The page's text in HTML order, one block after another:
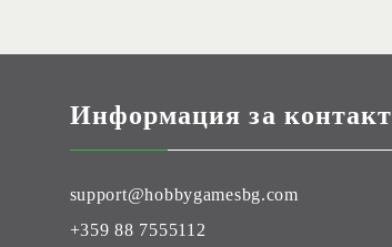
Информация за контакт
support@hobbygamesbg.com
+359 88 7555112